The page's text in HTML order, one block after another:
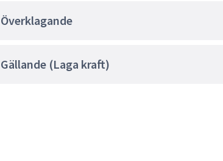
Överklagande
Gällande (Laga kraft)